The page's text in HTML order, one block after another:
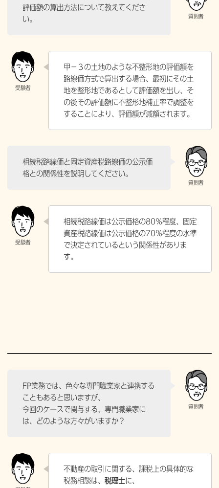
評価額の算出方法について教えてくださ
い。
甲－３の土地のような不整形地の評価額を
路線価方式で算出する場合、最初にその土
地を整形地であるとして評価額を出し、そ
の後その評価額に不整形地補正率で調整を
することにより、評価額が減額されます。
相続税路線価と固定資産税路線価の公示価
格との関係性を説明してください。
相続税路線価は公示価格の80％程度、固定
資産税路線価は公示価格の70％程度の水準
で決定されているという関係性がありま
す。
FP業務では、色々な専門職業家と連携する
こともあると思いますが、
今回のケースで関与する、専門職業家に
は、どのような方々がいますか？
不動産の取引に関する、課税上の具体的な
税務相談は、 税理士に、